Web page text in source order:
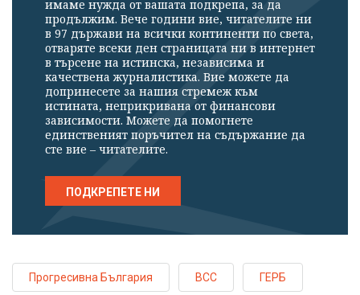
имаме нужда от вашата подкрепа, за да
продължим. Вече години вие, читателите ни
в 97 държави на всички континенти по света,
отваряте всеки ден страницата ни в интернет
в търсене на истинска, независима и
качествена журналистика. Вие можете да
допринесете за нашия стремеж към
истината, неприкривана от финансови
зависимости. Можете да помогнете
единственият поръчител на съдържание да
сте вие – читателите.
ПОДКРЕПЕТЕ НИ
Прогресивна България ВСС ГЕРБ